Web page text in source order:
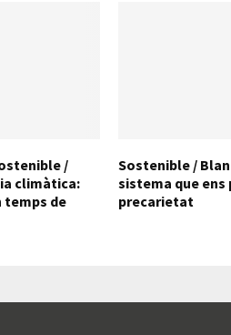
/
climàtica:
temps de
Sostenible /
sistema que ens
precarietat